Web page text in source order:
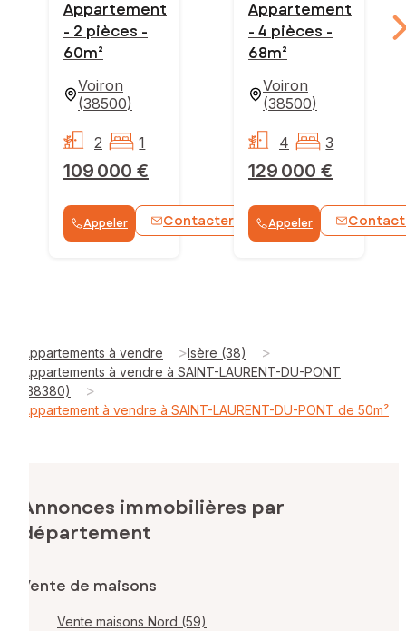
Appartement
- 2 pièces -
60m²
Voiron
(38500)
109 000 €
2 1
Appeler Contacter WhatsApp
Appartement
- 4 pièces -
68m²
Voiron
(38500)
129 000 €
4 3
Appeler
Appartements à vendre >Isère (38) >
Appartements à vendre à SAINT-LAURENT-DU-PONT
(38380)
>
Appartement à vendre à SAINT-LAURENT-DU-PONT de 50m²
Annonces immobilières par
département
Vente de maisons
Vente maisons Nord (59)